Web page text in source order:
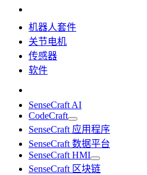
机器人套件
关节电机
传感器
软件
SenseCraft AI
CodeCraft
SenseCraft 应用程序
SenseCraft 数据平台
SenseCraft HMI
SenseCraft 区块链